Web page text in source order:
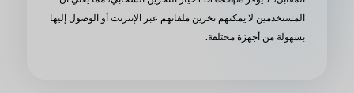
المستخدمين لا يمكنهم تخزين ملفاتهم عبر الإنترنت أو الوصول إليها
بسهولة من أجهزة مختلفة.